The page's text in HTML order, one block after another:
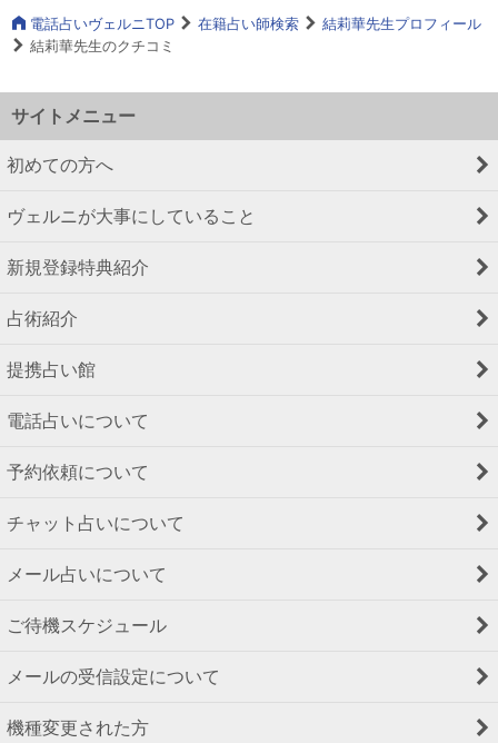
電話占いヴェルニTOP 在籍占い師検索
結莉華先生プロフィール
結莉華先生のクチコミ
サイトメニュー
初めての方へ
ヴェルニが大事にしていること
新規登録特典紹介
占術紹介
提携占い館
電話占いについて
予約依頼について
チャット占いについて
メール占いについて
ご待機スケジュール
メールの受信設定について
機種変更された方